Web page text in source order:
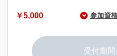
￥5,000 参加資
参加種目の達成が可能な健康な
※18歳未満は保護者の同意が必要
受付期